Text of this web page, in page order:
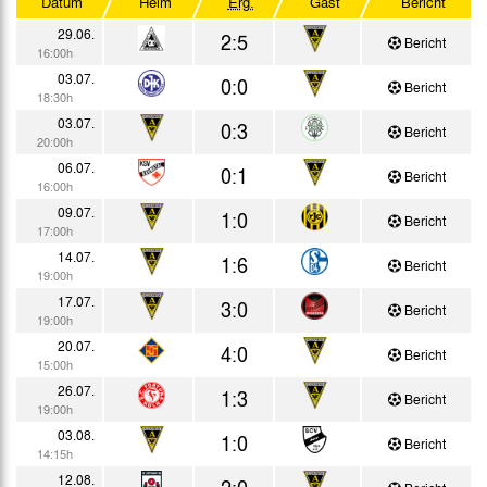
Testspiele
29.06.
16:00h 2:5
Bericht
03.07.
18:30h 0:0
Bericht
03.07.
20:00h 0:3
Bericht
06.07.
16:00h 0:1
Bericht
09.07.
17:00h 1:0
Bericht
14.07.
19:00h 1:6
Bericht
17.07.
19:00h 3:0
Bericht
20.07.
15:00h 4:0
Bericht
26.07.
19:00h 1:3
Bericht
03.08.
14:15h 1:0
Bericht
12.08.